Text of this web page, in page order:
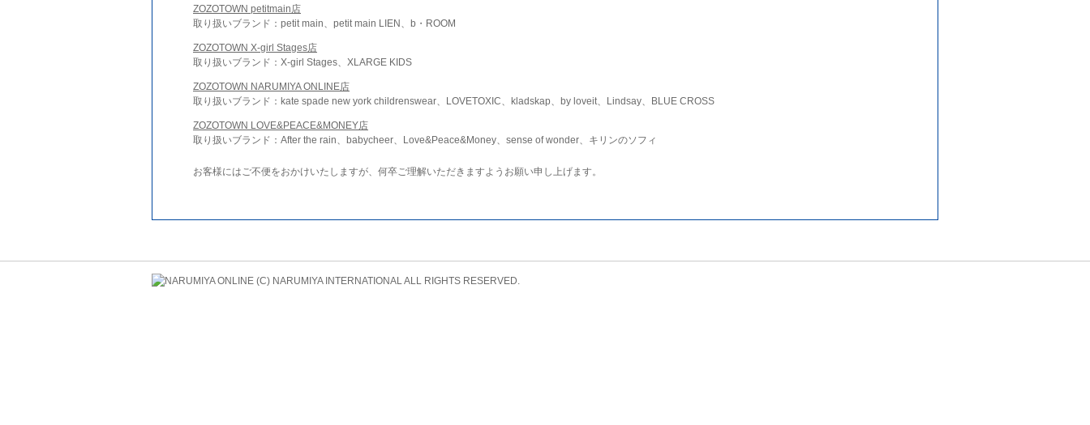
ZOZOTOWN petitmain店
取り扱いブランド：petit main、petit main LIEN、b・ROOM
ZOZOTOWN X-girl Stages店
取り扱いブランド：X-girl Stages、XLARGE KIDS
ZOZOTOWN NARUMIYA ONLINE店
取り扱いブランド：kate spade new york childrenswear、LOVETOXIC、kladskap、by loveit、Lindsay、BLUE CROSS
ZOZOTOWN LOVE&PEACE&MONEY店
取り扱いブランド：After the rain、babycheer、Love&Peace&Money、sense of wonder、キリンのソフィ
お客様にはご不便をおかけいたしますが、何卒ご理解いただきますようお願い申し上げます。